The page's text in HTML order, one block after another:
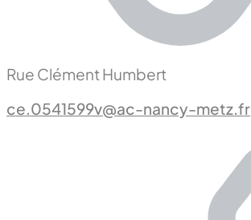
Rue Clément Humbert
ce.0541599v@ac-nancy-metz.fr